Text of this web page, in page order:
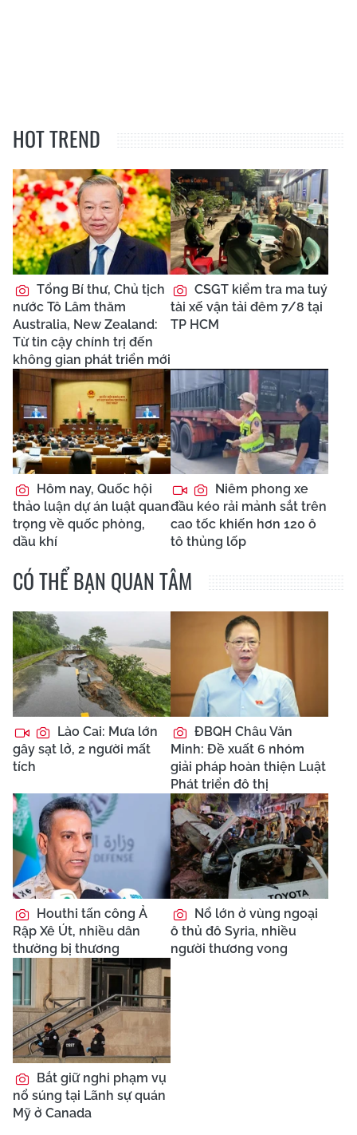
HOT TREND
Tổng Bí thư, Chủ tịch
nước Tô Lâm thăm
Australia, New Zealand:
Từ tin cậy chính trị đến
không gian phát triển mới
CSGT kiểm tra ma tuý
tài xế vận tải đêm 7/8 tại
TP HCM
Hôm nay, Quốc hội
thảo luận dự án luật quan
trọng về quốc phòng,
dầu khí
Niêm phong xe
đầu kéo rải mảnh sắt trên
cao tốc khiến hơn 120 ô
tô thủng lốp
CÓ THỂ BẠN QUAN TÂM
Lào Cai: Mưa lớn
gây sạt lở, 2 người mất
tích
ĐBQH Châu Văn
Minh: Đề xuất 6 nhóm
giải pháp hoàn thiện Luật
Phát triển đô thị
Houthi tấn công Ả
Rập Xê Út, nhiều dân
thường bị thương
Nổ lớn ở vùng ngoại
ô thủ đô Syria, nhiều
người thương vong
Bắt giữ nghi phạm vụ
nổ súng tại Lãnh sự quán
Mỹ ở Canada